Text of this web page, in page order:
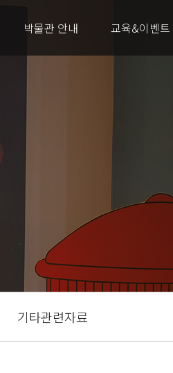
박물관 안내 교육&이벤트
기타관련자료